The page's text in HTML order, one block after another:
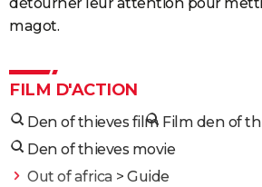
magot.
FILM D'ACTION
Den of thieves film Film den of
Den of thieves movie
Out of africa > Guide